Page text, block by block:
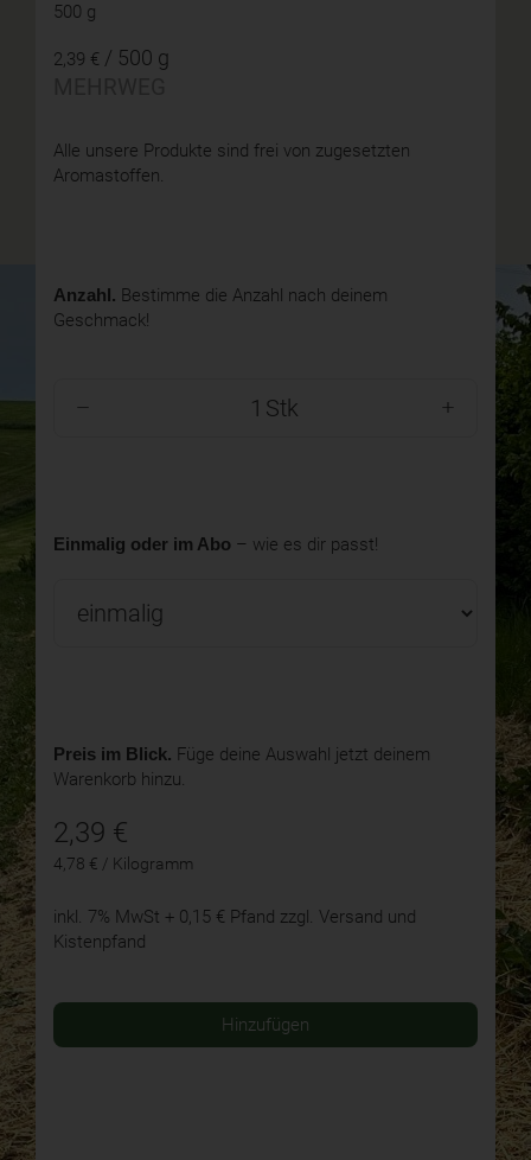
500 g
2,39 € / 500 g
Alle unsere Produkte sind frei von zugesetzten
Aromastoffen.
Anzahl. Bestimme die Anzahl nach deinem
Geschmack!
Stk
Einmalig oder im Abo – wie es dir passt!
Preis im Blick. Füge deine Auswahl jetzt deinem
Warenkorb hinzu.
2,39 €
4,78 € / Kilogramm
inkl. 7% MwSt + 0,15 € Pfand zzgl. Versand und
Kistenpfand
Hinzufügen